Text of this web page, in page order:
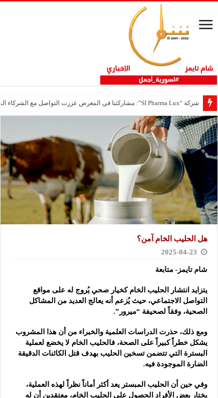
شركة “SI Pharma Lux”: مشاركتنا في المعرض عززت التواصل مع الشركاء المحليين والدوليين
هل الحليب الخام آمن؟
2025-04-23
شام تايمز- متابعة
يتزايد انتشار الحليب الخام كخيار صحي يُروج له على مواقع
التواصل الاجتماعي، حيث يُزعم أنه يعالج العديد من المشاكل
الصحية، وفقاً لصحيفة “ميرور”.
ومع ذلك، حذرت الدراسات العلمية والخبراء من أن هذا المشروب
يشكل خطراً كبيراً على الصحة، فالحليب الخام لا يخضع لعملية
البسترة التي تتضمن تسخين الحليب بهدف قتل الكائنات الدقيقة
الضارة الموجودة فيه.
وفي حين أن الحليب المبستر يعد أكثر أماناً نظراً لهذه العملية،
يختار بعض الأفراد الحصول على الحليب الخام، معتقدين أن له